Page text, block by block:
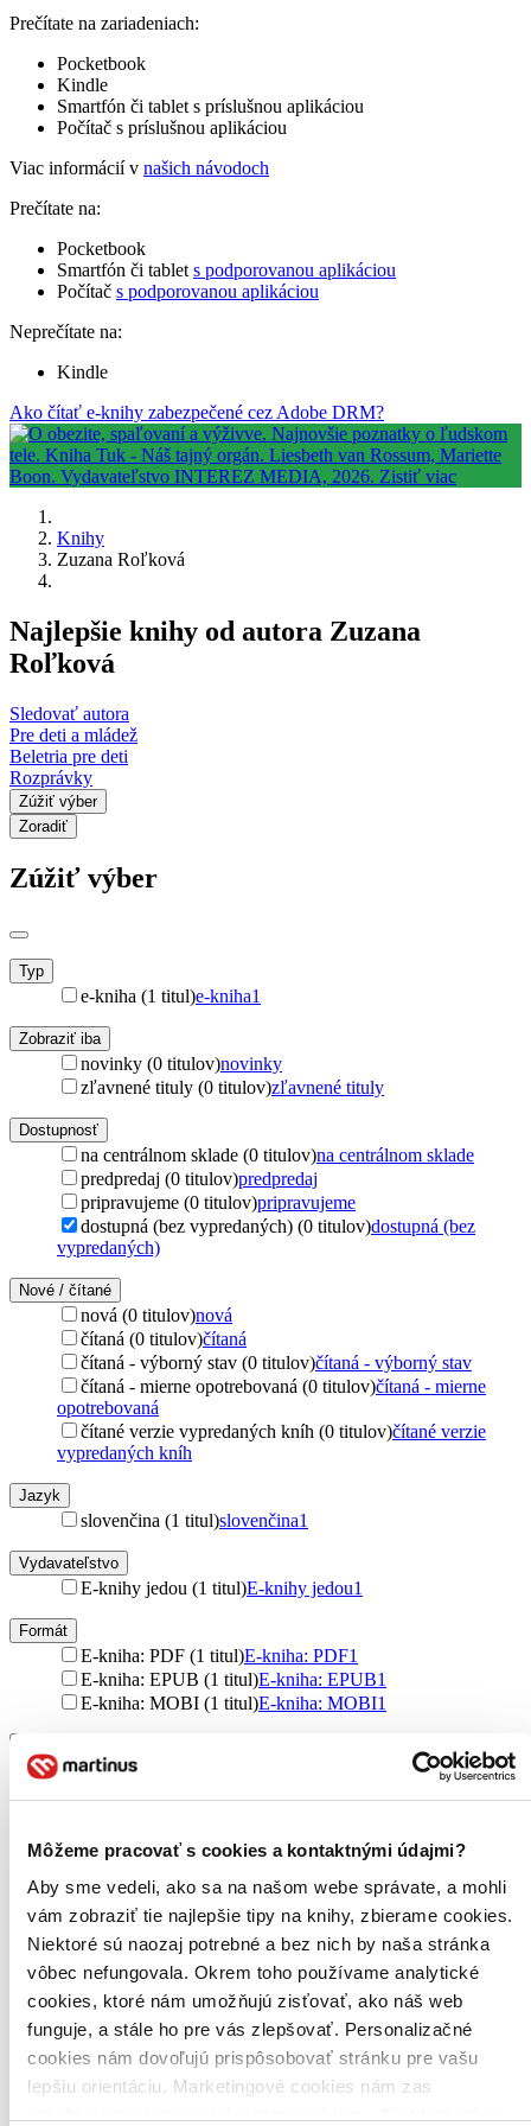
Môžeme pracovať s cookies a kontaktnými údajmi?
Aby sme vedeli, ako sa na našom webe správate, a mohli
vám zobraziť tie najlepšie tipy na knihy, zbierame cookies.
Niektoré sú naozaj potrebné a bez nich by naša stránka
vôbec nefungovala. Okrem toho používame analytické
cookies, ktoré nám umožňujú zisťovať, ako náš web
funguje, a stále ho pre vás zlepšovať. Personalizačné
cookies nám dovoľujú prispôsobovať stránku pre vašu
lepšiu orientáciu. Marketingové cookies nám zas
Prečítate na zariadeniach:
Pocketbook
Kindle
Smartfón či tablet s príslušnou aplikáciou
Počítač s príslušnou aplikáciou
Viac informácií v našich návodoch
Prečítate na:
Pocketbook
Smartfón či tablet s podporovanou aplikáciou
Počítač s podporovanou aplikáciou
Neprečítate na:
Kindle
Ako čítať e-knihy zabezpečené cez Adobe DRM?
Knihy
Zuzana Roľková
Najlepšie knihy od autora Zuzana
Roľková
Sledovať autora
Pre deti a mládež
Beletria pre deti
Rozprávky
Zúžiť výber
Zoradiť
Zúžiť výber
Typ
e-kniha (1 titul)e-kniha1
Zobraziť iba
novinky (0 titulov)novinky
zľavnené tituly (0 titulov)zľavnené tituly
Dostupnosť
na centrálnom sklade (0 titulov)na centrálnom sklade
predpredaj (0 titulov)predpredaj
pripravujeme (0 titulov)pripravujeme
dostupná (bez vypredaných) (0 titulov)dostupná (bez
vypredaných)
Nové / čítané
nová (0 titulov)nová
čítaná (0 titulov)čítaná
čítaná - výborný stav (0 titulov)čítaná - výborný stav
čítaná - mierne opotrebovaná (0 titulov)čítaná - mierne
opotrebovaná
čítané verzie vypredaných kníh (0 titulov)čítané verzie
vypredaných kníh
Jazyk
slovenčina (1 titul)slovenčina1
Vydavateľstvo
E-knihy jedou (1 titul)E-knihy jedou1
Formát
E-kniha: PDF (1 titul)E-kniha: PDF1
E-kniha: EPUB (1 titul)E-kniha: EPUB1
E-kniha: MOBI (1 titul)E-kniha: MOBI1
Zoradiť
Bestsellery
Novinky
Najdrahšie
Najlacnejšie
Najvyššia zľava
Použité filtre
Zrušiť filtre
dostupné